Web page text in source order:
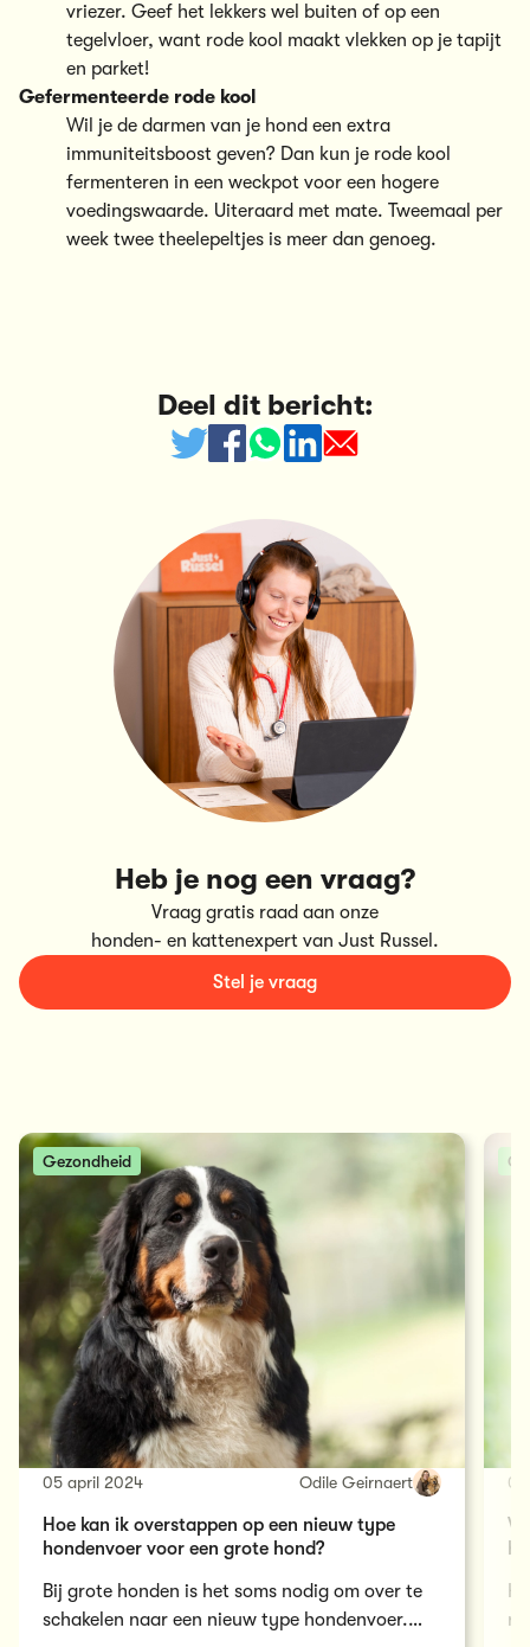
vriezer. Geef het lekkers wel buiten of op een
tegelvloer, want rode kool maakt vlekken op je tapijt
en parket!
Gefermenteerde rode kool
Wil je de darmen van je hond een extra
immuniteitsboost geven? Dan kun je rode kool
fermenteren in een weckpot voor een hogere
voedingswaarde. Uiteraard met mate. Tweemaal per
week twee theelepeltjes is meer dan genoeg.
Deel dit bericht:
Heb je nog een vraag?
Vraag gratis raad aan onze
honden- en kattenexpert van Just Russel.
Stel je vraag
Gezondheid
05 april 2024 Odile Geirnaert
Hoe kan ik overstappen op een nieuw type
hondenvoer voor een grote hond?
Bij grote honden is het soms nodig om over te
schakelen naar een nieuw type hondenvoer.